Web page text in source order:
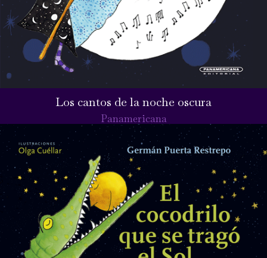
Los cantos de la noche oscura
Panamericana